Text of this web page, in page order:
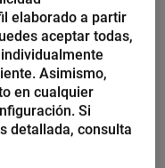
Aquícobra
teniendo en cuenta
utiliza el servicio
únicamente
servicio de venta
Plenummedia. El
elaborado a partir
aceptar todas,
Asimismo,
en cualquier
Si
detallada, consulta